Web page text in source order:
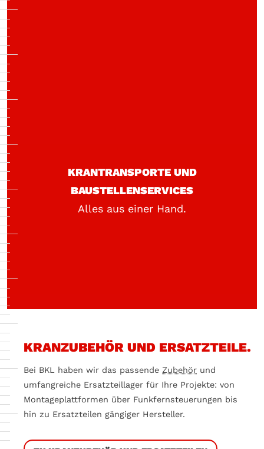
KRANTRANSPORTE UND
BAUSTELLENSERVICES
Alles aus einer Hand.
KRANZUBEHÖR UND ERSATZTEILE.
Bei BKL haben wir das passende Zubehör und
umfangreiche Ersatzteillager für Ihre Projekte: von
Montageplattformen über Funkfernsteuerungen bis
hin zu Ersatzteilen gängiger Hersteller.